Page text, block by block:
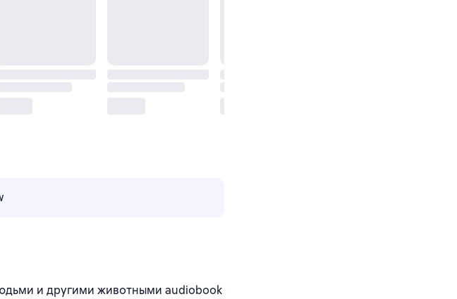
и другими животными audiobook